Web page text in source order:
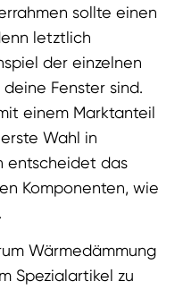
sollte einen
letztlich
der einzelnen
Fenster sind.
einem Marktanteil
Wahl in
entscheidet das
Komponenten, wie
Wärmedämmung
Spezialartikel zu